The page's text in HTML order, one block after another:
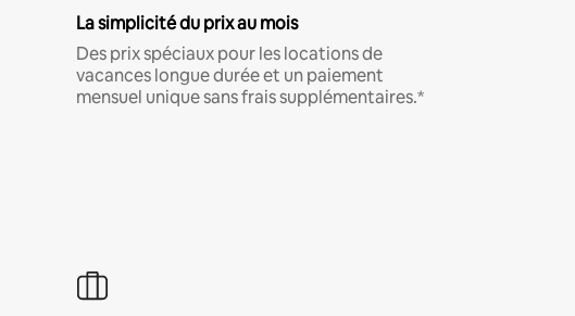
La simplicité du prix au mois
Des prix spéciaux pour les locations de
vacances longue durée et un paiement
mensuel unique sans frais supplémentaires.*